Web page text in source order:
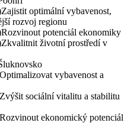
Zajistit optimální vybavenost,
rozvoj regionu
Rozvinout potenciál ekonomiky
Zkvalitnit životní prostředí v
vybavenost a
sociální vitalitu a stabilitu
ekonomický potenciál